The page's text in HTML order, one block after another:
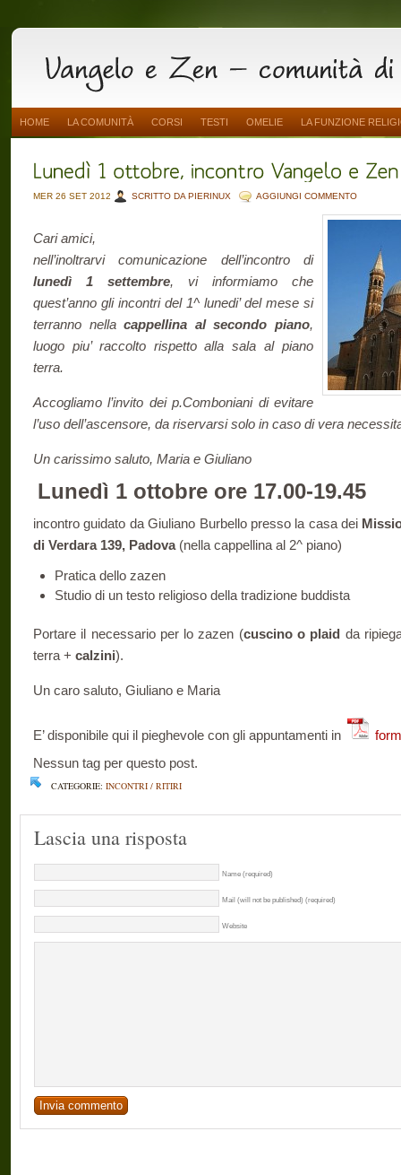
HOME LA COMUNITÀ CORSI TESTI OMELIE LA FUNZIONE
MER 26 SET 2012 SCRITTO DA PIERINUX AGGIUNGI COMMENTO
Cari amici,
nell’inoltrarvi comunicazione dell’incontro di
lunedì 1 settembre, vi informiamo che
quest’anno gli incontri del 1^ lunedi’ del mese si
terranno nellacappellina al secondo piano,
luogo piu’ raccolto rispetto alla sala al piano
terra.
Accogliamo l’invito dei p.Comboniani di evitare
l’uso dell’ascensore, da riservarsi solo in caso di vera
Un carissimo saluto, Maria e Giuliano
Lunedì 1 ottobre ore 17.00-19.45
incontro guidato da Giuliano Burbello presso la casa dei
di Verdara 139, Padova(nella cappellina al 2^ piano)
Pratica dello zazen
Studio di un testo religioso della tradizione buddista
Portare il necessario per lo zazen (cuscino o plaid da
terra + calzini).
Un caro saluto, Giuliano e Maria
E’ disponibile qui il pieghevole con gli appuntamenti in
Nessun tag per questo post.
CATEGORIE: INCONTRI / RITIRI
Lascia una risposta
Name (required)
Mail (will not be published) (required)
Website